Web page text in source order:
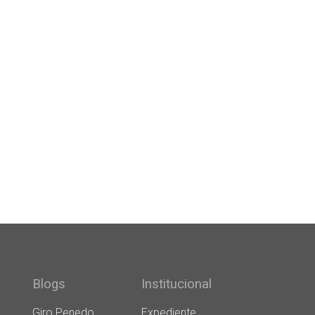
Blogs Institucional